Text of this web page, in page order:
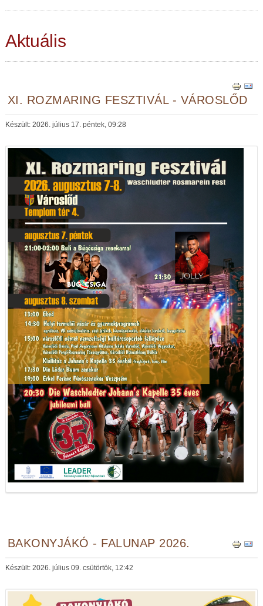
Aktuális
XI. ROZMARING FESZTIVÁL - VÁROSLŐD
Készült: 2026. július 17. péntek, 09:28
BAKONYJÁKÓ - FALUNAP 2026.
Készült: 2026. július 09. csütörtök, 12:42